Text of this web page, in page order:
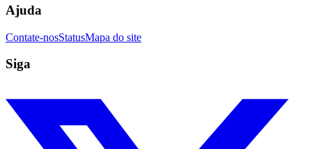
Ajuda
Contate-nosStatusMapa do site
Siga